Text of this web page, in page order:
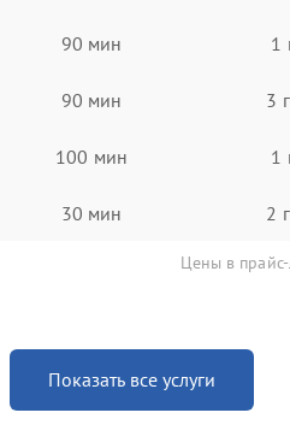
90 мин 1
90 мин 3
100 мин 1
30 мин 2
Цены в прайс-
Показать все услуги